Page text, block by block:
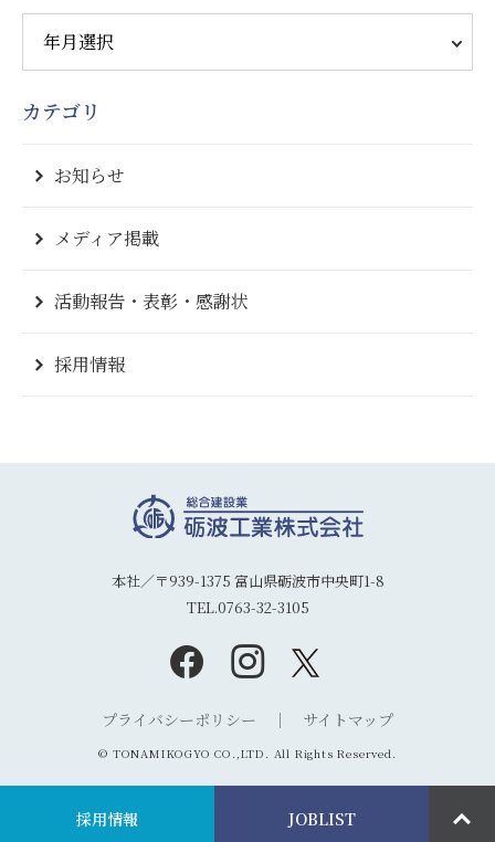
採用情報 JOBLIST
カテゴリ
お知らせ
メディア掲載
活動報告・表彰・感謝状
採用情報
本社／〒939-1375 富山県砺波市中央町1-8
TEL.0763-32-3105
プライバシーポリシー サイトマップ
© TONAMIKOGYO CO.,LTD. All Rights Reserved.